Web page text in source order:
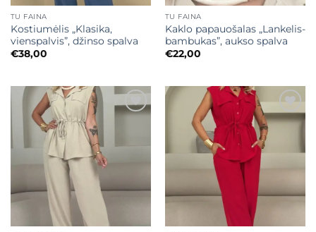
TU FAINA
Kostiumėlis „Klasika,
vienspalvis”, džinso spalva
€38,00
TU FAINA
Kaklo papauošalas „Lankelis-
bambukas”, aukso spalva
€22,00
Mėgstamiausias Mėgstamiausias